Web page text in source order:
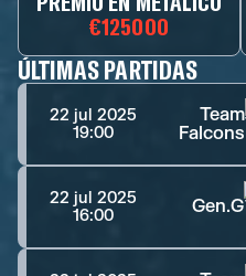
€125000
ÚLTIMAS PARTIDAS
22 jul 2025
19:00
Team
Falcons
22 jul 2025
16:00
Gen.G